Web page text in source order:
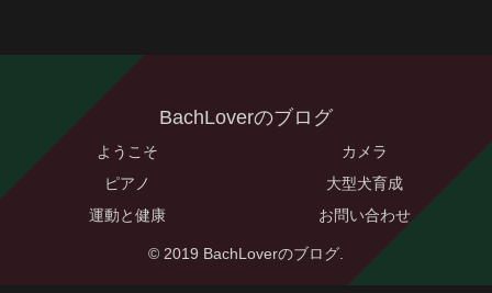
BachLoverのブログ
ようこそ
カメラ
ピアノ
大型犬育成
運動と健康
お問い合わせ
© 2019 BachLoverのブログ.